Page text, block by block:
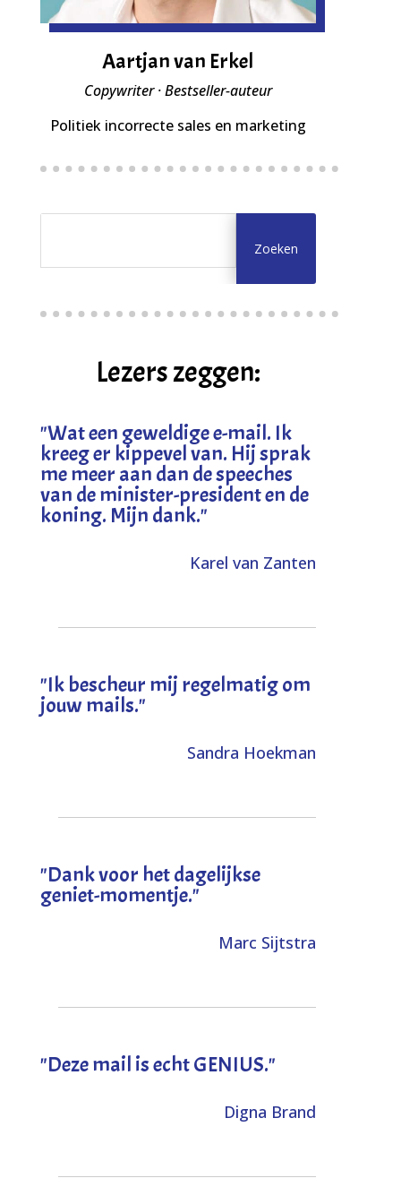
Aartjan van Erkel
Copywriter · Bestseller-auteur
Politiek incorrecte sales en marketing
Lezers zeggen:
"Wat een geweldige e-mail. Ik
kreeg er kippevel van. Hij sprak
me meer aan dan de speeches
van de minister-president en de
koning. Mijn dank."
Karel van Zanten
"Ik bescheur mij regelmatig om
jouw mails."
Sandra Hoekman
"Dank voor het dagelijkse
geniet-momentje."
Marc Sijtstra
"Deze mail is echt GENIUS."
Digna Brand